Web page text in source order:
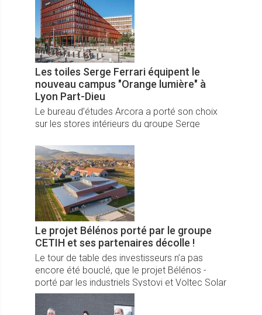
Les toiles Serge Ferrari équipent le
nouveau campus "Orange lumière" à
Lyon Part-Dieu
Le bureau d’études Arcora a porté son choix
sur les stores intérieurs du groupe Serge
campus Orange ; un site d’envergure au cœur
du quartier Lyon Part-Dieu.
Le projet Bélénos porté par le groupe
CETIH et ses partenaires décolle !
Le tour de table des investisseurs n’a pas
encore été bouclé, que le projet Bélénos -
porté par les industriels Systovi et Voltec Solar
qui ambitionnent de créer un leader du solaire
tricolore - avance à grand pas.